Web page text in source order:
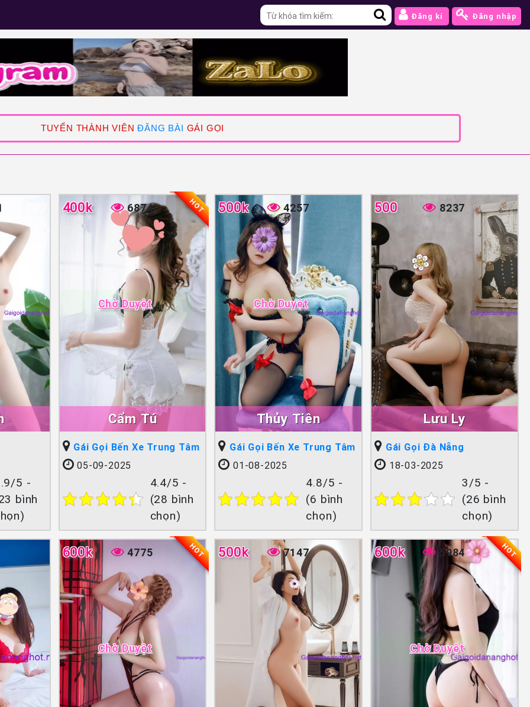
Đăng kí Đăng nhập
TUYỂN THÀNH VIÊNĐĂNG BÀI GÁI GỌI
5 -
bình
Cẩm Tú
400k 6874 HOT
Chờ Duyệt
Gái Gọi Bến Xe Trung Tâm
05-09-2025
4.4/5 -
(28 bình
chọn)
Thủy Tiên
500k 4257
Chờ Duyệt
Gái Gọi Bến Xe Trung Tâm
01-08-2025
4.8/5 -
(6 bình
chọn)
Lưu Ly
500 8237
Gái Gọi Đà Nẵng
18-03-2025
3/5 -
(26 bình
chọn)
600k 4775 HOT
Chờ Duyệt
500k 7147 600k 5984 HOT
Chờ Duyệt